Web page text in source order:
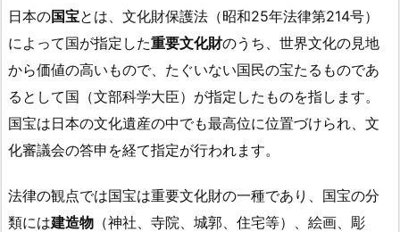
日本の国宝とは、文化財保護法（昭和25年法律第214号）
によって国が指定した重要文化財のうち、世界文化の見地
から価値の高いもので、たぐいない国民の宝たるものであ
るとして国（文部科学大臣）が指定したものを指します。
国宝は日本の文化遺産の中でも最高位に位置づけられ、文
化審議会の答申を経て指定が行われます。
法律の観点では国宝は重要文化財の一種であり、国宝の分
類には建造物 （神社、寺院、城郭、住宅等）、絵画、彫